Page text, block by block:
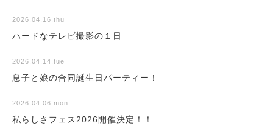
2026.04.16.thu
ハードなテレビ撮影の１日
2026.04.14.tue
息子と娘の合同誕生日パーティー！
2026.04.06.mon
私らしさフェス2026開催決定！！